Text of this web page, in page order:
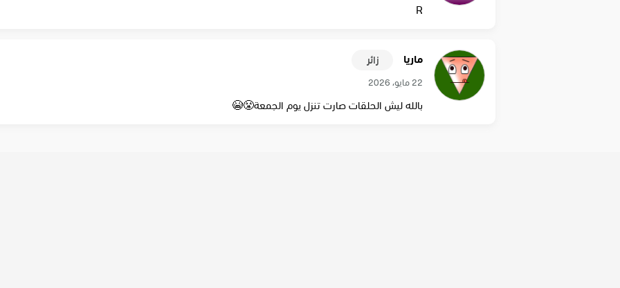
R
ماريا زائر
22 مايو، 2026
‏بالله ليش الحلقات صارت تنزل يوم الجمعة😤😭